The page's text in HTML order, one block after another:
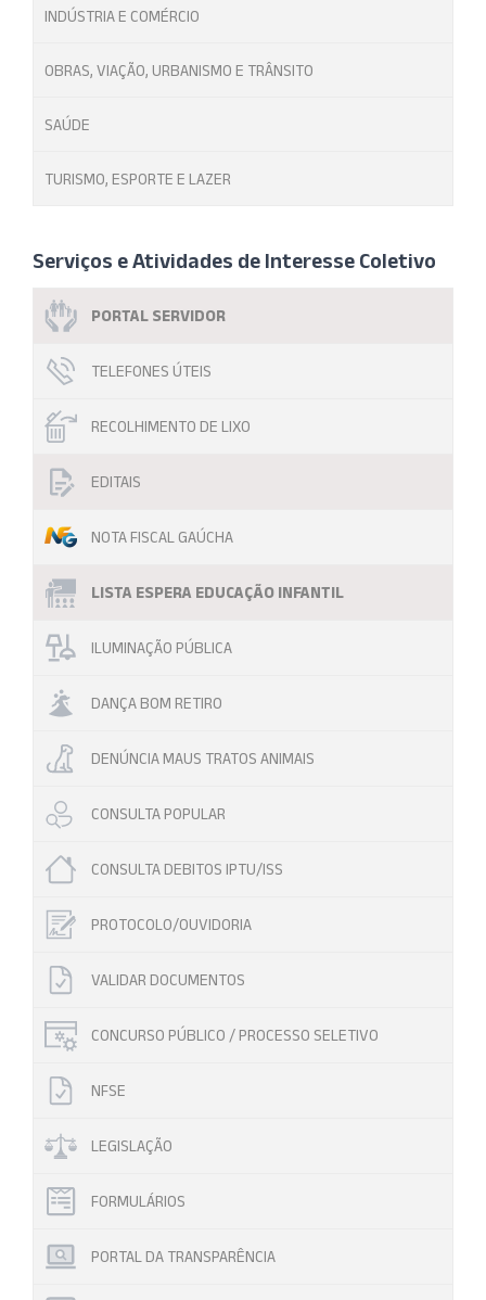
INDÚSTRIA E COMÉRCIO
OBRAS, VIAÇÃO, URBANISMO E TRÂNSITO
SAÚDE
TURISMO, ESPORTE E LAZER
Serviços e Atividades de Interesse Coletivo
PORTAL SERVIDOR
TELEFONES ÚTEIS
RECOLHIMENTO DE LIXO
EDITAIS
NOTA FISCAL GAÚCHA
LISTA ESPERA EDUCAÇÃO INFANTIL
ILUMINAÇÃO PÚBLICA
DANÇA BOM RETIRO
DENÚNCIA MAUS TRATOS ANIMAIS
CONSULTA POPULAR
CONSULTA DEBITOS IPTU/ISS
PROTOCOLO/OUVIDORIA
VALIDAR DOCUMENTOS
CONCURSO PÚBLICO / PROCESSO SELETIVO
NFSE
LEGISLAÇÃO
FORMULÁRIOS
PORTAL DA TRANSPARÊNCIA